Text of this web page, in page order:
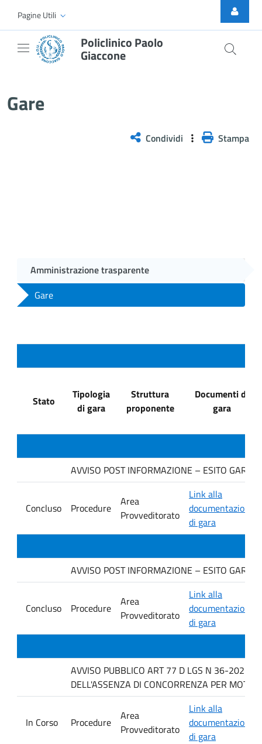
Skip to Main Content
Pagine Utili
Policlinico Paolo
Giaccone
Gare
Condividi Stampa
Amministrazione trasparente
Gare
Stato
Tipologia
di gara
Struttura
proponente
Documenti di
gara
AVVISO POST INFORMAZIONE – ESITO
Concluso Procedure
Area
Provveditorato
Link alla
documentazione
di gara
AVVISO POST INFORMAZIONE – ESITO
Concluso Procedure
Area
Provveditorato
Link alla
documentazione
di gara
AVVISO PUBBLICO ART 77 D LGS N 36-2023
DELL'ASSENZA DI CONCORRENZA PER
In Corso Procedure
Area
Provveditorato
Link alla
documentazione
di gara